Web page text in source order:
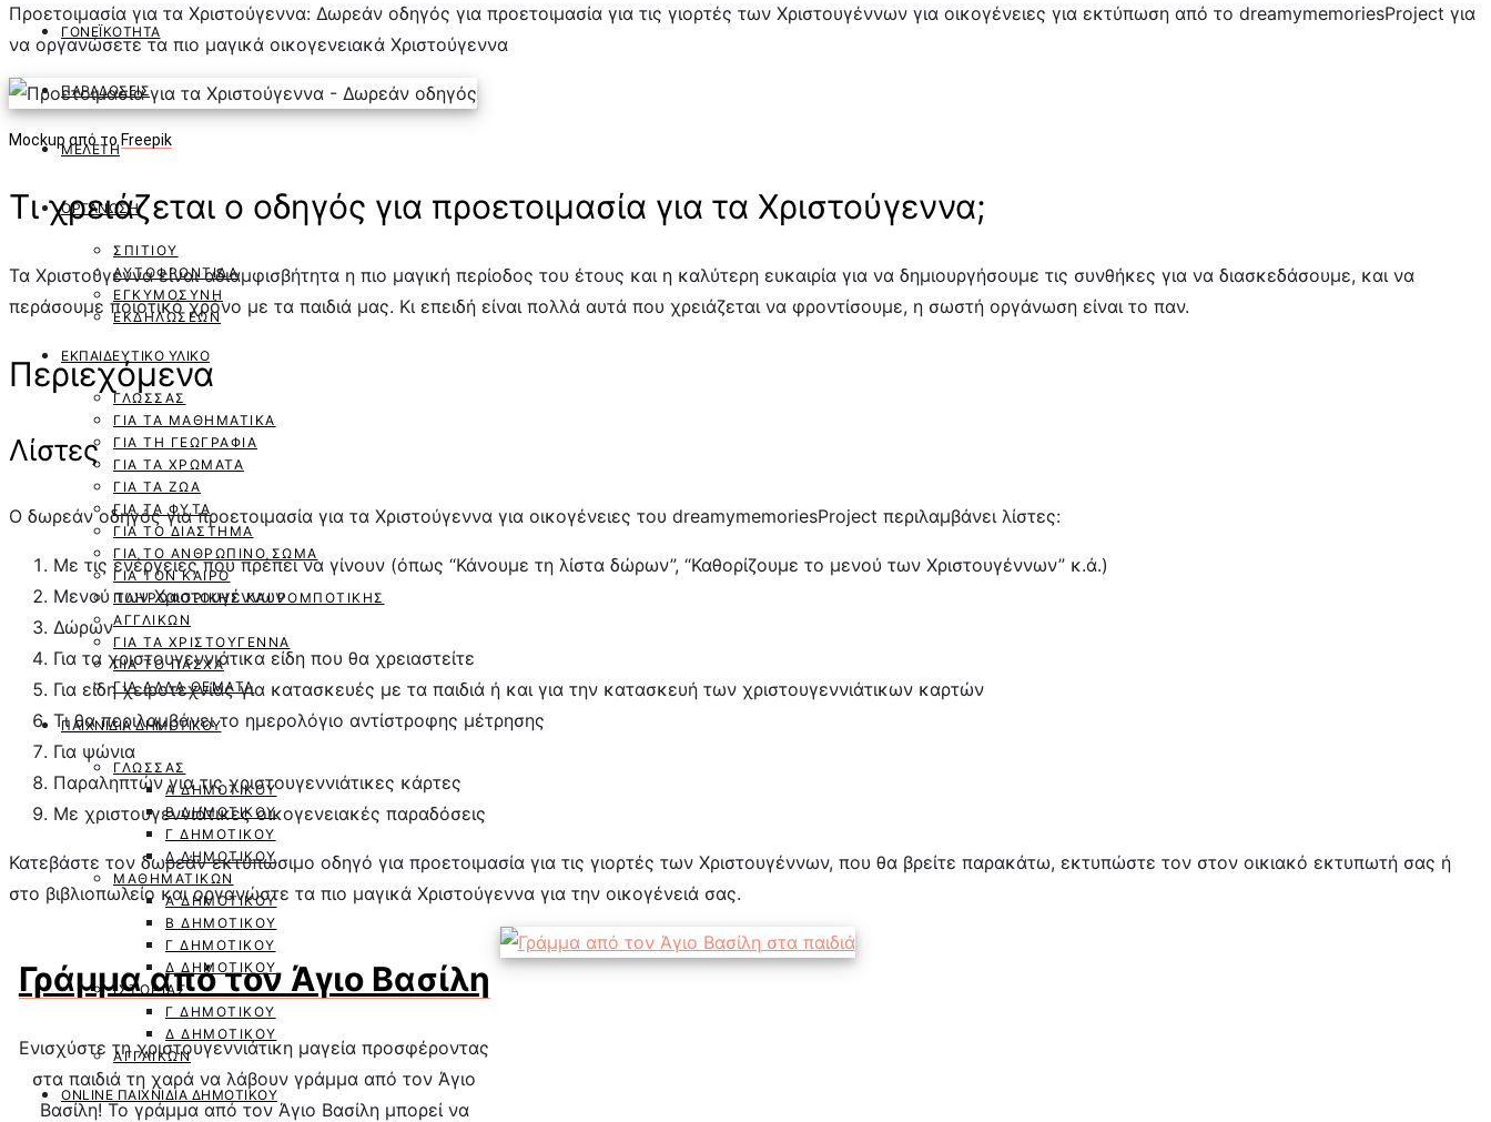
ΓΟΝΕΪΚΌΤΗΤΑ
ΠΑΡΑΔΌΣΕΙΣ
ΜΕΛΈΤΗ
ΟΡΓΆΝΩΣΗ
ΣΠΙΤΙΟΎ
ΑΥΤΟΦΡΟΝΤΊΔΑ
ΕΓΚΥΜΟΣΎΝΗ
ΕΚΔΗΛΏΣΕΩΝ
ΕΚΠΑΙΔΕΥΤΙΚΌ ΥΛΙΚΌ
ΓΛΏΣΣΑΣ
ΓΙΑ ΤΑ ΜΑΘΗΜΑΤΙΚΆ
ΓΙΑ ΤΗ ΓΕΩΓΡΑΦΊΑ
ΓΙΑ ΤΑ ΧΡΏΜΑΤΑ
ΓΙΑ ΤΑ ΖΏΑ
ΓΙΑ ΤΑ ΦΥΤΆ
ΓΙΑ ΤΟ ΔΙΆΣΤΗΜΑ
ΓΙΑ ΤΟ ΑΝΘΡΏΠΙΝΟ ΣΏΜΑ
ΓΙΑ ΤΟΝ ΚΑΙΡΌ
ΠΛΗΡΟΦΟΡΙΚΉΣ ΚΑΙ ΡΟΜΠΟΤΙΚΉΣ
ΑΓΓΛΙΚΏΝ
ΓΙΑ ΤΑ ΧΡΙΣΤΟΎΓΕΝΝΑ
ΓΙΑ ΤΟ ΠΆΣΧΑ
ΓΙΑ ΆΛΛΑ ΘΈΜΑΤΑ
ΠΑΙΧΝΊΔΙΑ ΔΗΜΟΤΙΚΟΎ
ΓΛΏΣΣΑΣ
Α ΔΗΜΟΤΙΚΟΎ
Β ΔΗΜΟΤΙΚΟΎ
Γ ΔΗΜΟΤΙΚΟΎ
Δ ΔΗΜΟΤΙΚΟΎ
ΜΑΘΗΜΑΤΙΚΏΝ
Α ΔΗΜΟΤΙΚΟΎ
Β ΔΗΜΟΤΙΚΟΎ
Γ ΔΗΜΟΤΙΚΟΎ
Δ ΔΗΜΟΤΙΚΟΎ
ΙΣΤΟΡΊΑΣ
Γ ΔΗΜΟΤΙΚΟΎ
Δ ΔΗΜΟΤΙΚΟΎ
ΑΓΓΛΙΚΏΝ
ONLINE ΠΑΙΧΝΙΔΙΑ ΔΗΜΟΤΙΚΟΎ
Προετοιμασία για τα Χριστούγεννα: Δωρεάν οδηγός για προετοιμασία για τις γιορτές των Χριστουγέννων για οικογένειες για εκτύπωση από το dreamymemoriesProject για
να οργανώσετε τα πιο μαγικά οικογενειακά Χριστούγεννα
Mockup από το Freepik
Τι χρειάζεται ο οδηγός για προετοιμασία για τα Χριστούγεννα;
Τα Χριστούγεννα είναι αδιαμφισβήτητα η πιο μαγική περίοδος του έτους και η καλύτερη ευκαιρία για να δημιουργήσουμε τις συνθήκες για να διασκεδάσουμε, και να
περάσουμε ποιοτικό χρόνο με τα παιδιά μας. Κι επειδή είναι πολλά αυτά που χρειάζεται να φροντίσουμε, η σωστή οργάνωση είναι το παν.
Περιεχόμενα
Λίστες
Ο δωρεάν οδηγός για προετοιμασία για τα Χριστούγεννα για οικογένειες του dreamymemoriesProject περιλαμβάνει λίστες:
Με τις ενέργειες που πρέπει να γίνουν (όπως “Κάνουμε τη λίστα δώρων”, “Καθορίζουμε το μενού των Χριστουγέννων” κ.ά.)
Μενού των Χριστουγέννων
Δώρων
Για τα χριστουγεννιάτικα είδη που θα χρειαστείτε
Για είδη χειροτεχνίας για κατασκευές με τα παιδιά ή και για την κατασκευή των χριστουγεννιάτικων καρτών
Τι θα περιλαμβάνει το ημερολόγιο αντίστροφης μέτρησης
Για ψώνια
Παραληπτών για τις χριστουγεννιάτικες κάρτες
Με χριστουγεννιάτικες οικογενειακές παραδόσεις
Κατεβάστε τον δωρεάν εκτυπώσιμο οδηγό για προετοιμασία για τις γιορτές των Χριστουγέννων, που θα βρείτε παρακάτω, εκτυπώστε τον στον οικιακό εκτυπωτή σας ή
στο βιβλιοπωλείο και οργανώστε τα πιο μαγικά Χριστούγεννα για την οικογένειά σας.
Γράμμα από τον Άγιο Βασίλη
Ενισχύστε τη χριστουγεννιάτικη μαγεία προσφέροντας
στα παιδιά τη χαρά να λάβουν γράμμα από τον Άγιο
Βασίλη! Το γράμμα από τον Άγιο Βασίλη μπορεί να